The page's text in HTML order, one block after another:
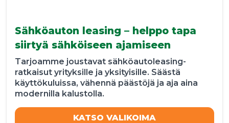
Sähköauton leasing – helppo tapa
siirtyä sähköiseen ajamiseen
Tarjoamme joustavat sähköautoleasing-
ratkaisut yrityksille ja yksityisille. Säästä
käyttökuluissa, vähennä päästöjä ja aja aina
modernilla kalustolla.
KATSO VALIKOIMA